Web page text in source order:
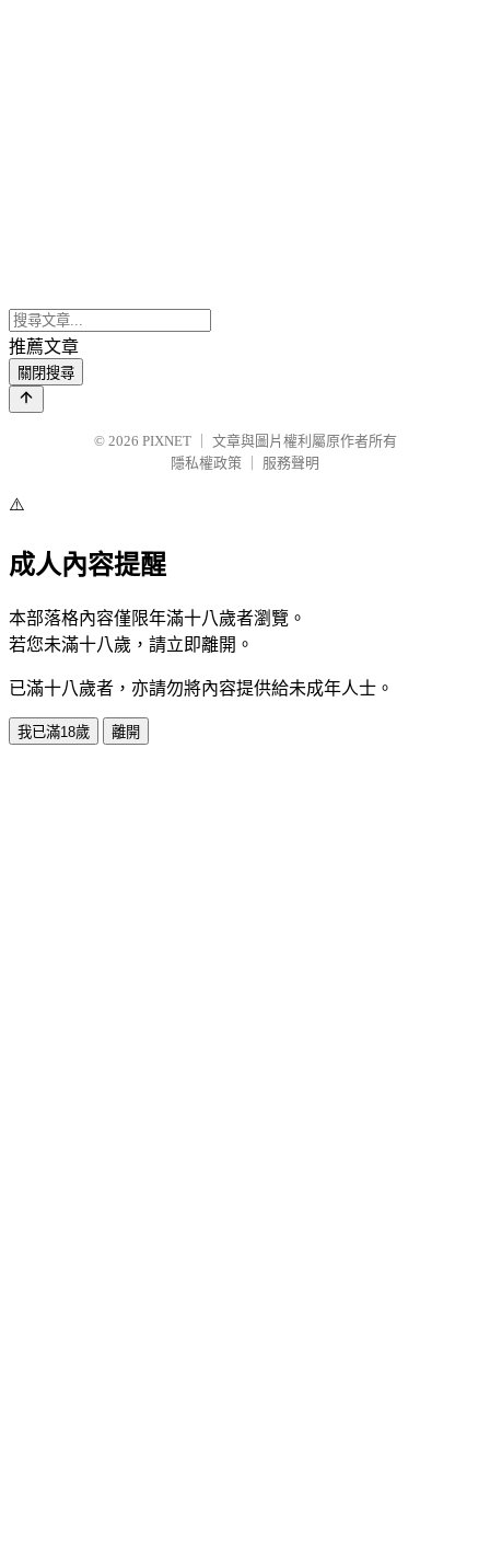
推薦文章
關閉搜尋
© 2026 PIXNET
文章與圖片權利屬原作者所有
隱私權政策
服務聲明
⚠️
成人內容提醒
本部落格內容僅限年滿十八歲者瀏覽。
若您未滿十八歲，請立即離開。
已滿十八歲者，亦請勿將內容提供給未成年人士。
我已滿18歲 離開